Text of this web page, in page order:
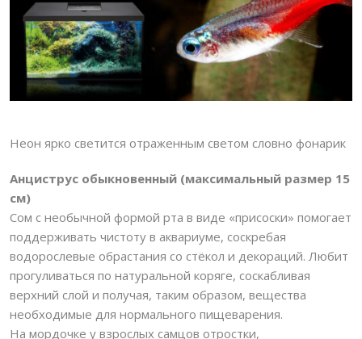
Неон ярко светится отраженным светом словно фонарик
Анциструс обыкновенный (максимальный размер 15
см)
Сом с необычной формой рта в виде «присоски» помогает
поддерживать чистоту в аквариуме, соскребая
водорослевые обрастания со стёкол и декораций. Любит
прогуливаться по натуральной коряге, соскабливая
верхний слой и получая, таким образом, вещества
необходимые для нормального пищеварения.
На мордочке у взрослых самцов отростки,